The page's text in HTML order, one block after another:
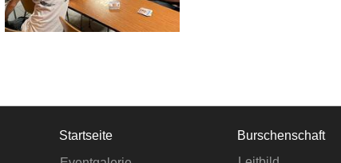
Startseite
Burschenschaft